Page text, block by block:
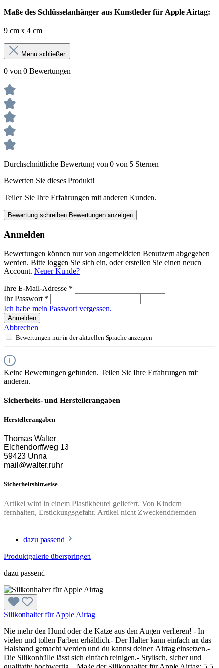
Maße des Schlüsselanhänger aus Kunstleder für Apple Airtag:
9 cm x 4 cm
Menü schließen
0 von 0 Bewertungen
Durchschnittliche Bewertung von 0 von 5 Sternen
Bewerten Sie dieses Produkt!
Teilen Sie Ihre Erfahrungen mit anderen Kunden.
Bewertung schreiben Bewertungen anzeigen
Anmelden
Bewertungen können nur von angemeldeten Benutzern abgegeben
werden. Bitte loggen Sie sich ein, oder erstellen Sie einen neuen
Account. Neuer Kunde?
Ihre E-Mail-Adresse *
Ihr Passwort *
Ich habe mein Passwort vergessen.
Anmelden
Abbrechen
Bewertungen nur in der aktuellen Sprache anzeigen.
Keine Bewertungen gefunden. Teilen Sie Ihre Erfahrungen mit
anderen.
Sicherheits- und Herstellerangaben
Herstellerangaben
Thomas Walter
Eichendorffweg 13
59423 Unna
mail@walter.ruhr
Sicherheitshinweise
Artikel wird in einem Plastikbeutel geliefert. Von Kindern
fernhalten, Erstickungsgefahr. Artikel nicht Zweckendfremden.
dazu passend
Produktgalerie überspringen
dazu passend
Silikonhalter für Apple Airtag
Nie mehr den Hund oder die Katze aus den Augen verlieren! - In
vielen und tollen Farben erhältlich.- Der Halter kann einfach an das
Halsband gemacht werden und du kannst deinen Airtag einsetzen.-
Die Silikonhülle lässt sich einfach reinigen.- Stylisch, sicher und
qualitativ hochwertig. Maße der Silikonhalter für Apple Airtag: 5,5